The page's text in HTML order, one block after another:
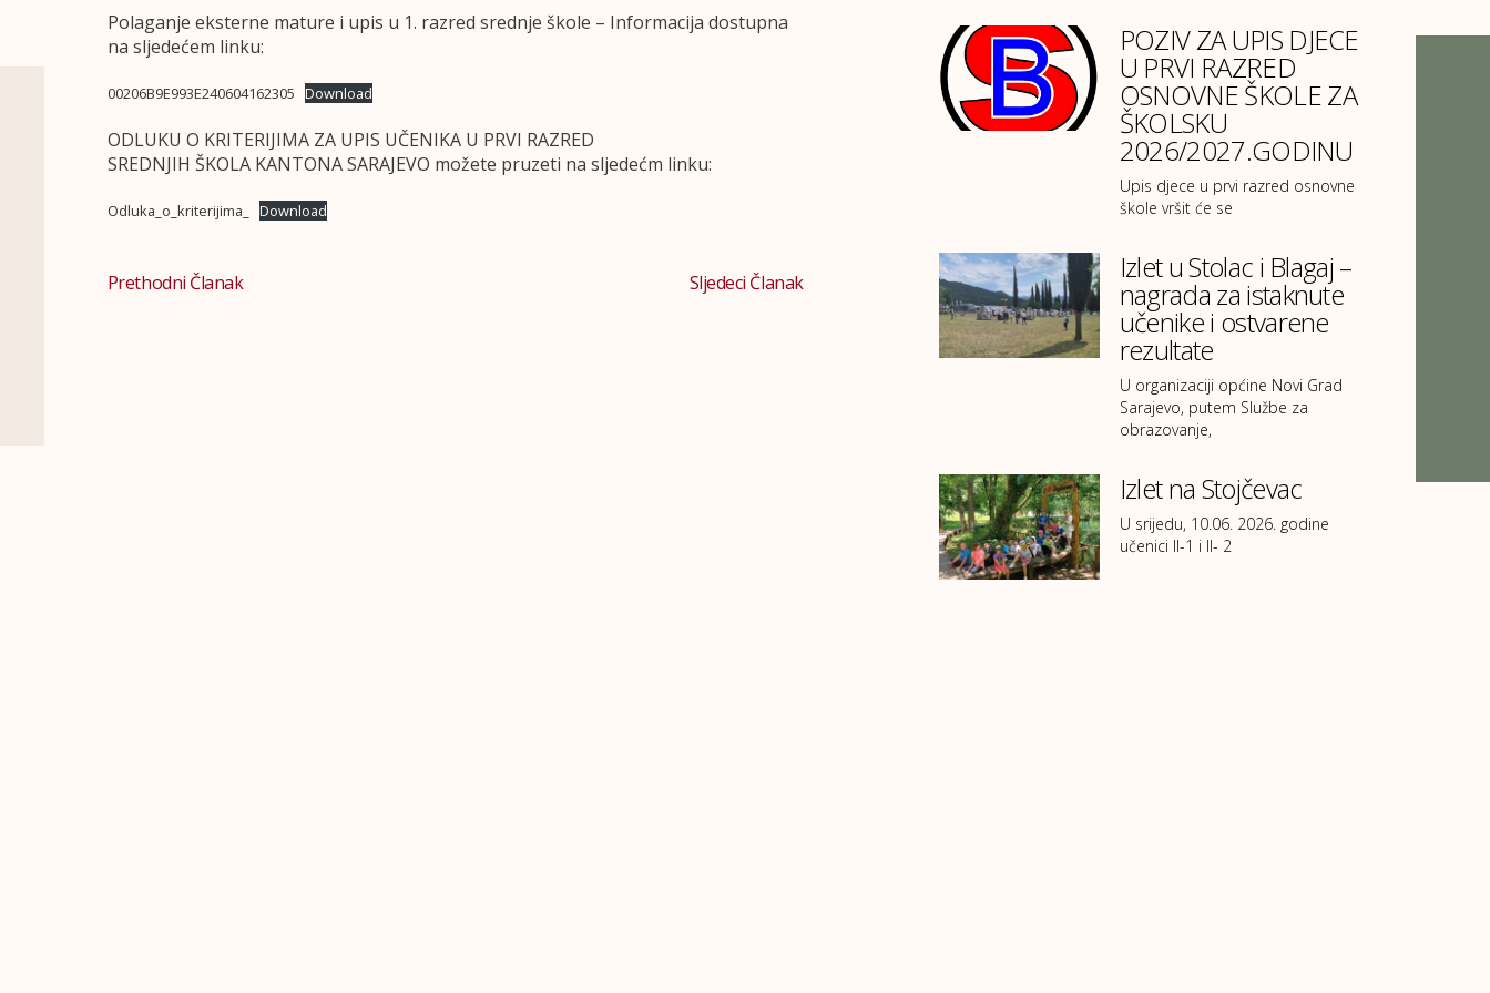
Polaganje eksterne mature i upis u 1. razred srednje škole – Informacija dostupna
na sljedećem linku:
00206B9E993E240604162305 Download
ODLUKU O KRITERIJIMA ZA UPIS UČENIKA U PRVI RAZRED
SREDNJIH ŠKOLA KANTONA SARAJEVO možete pruzeti na sljedećm linku:
Odluka_o_kriterijima_ Download
Prethodni Članak Sljedeci Članak
POZIV ZA UPIS DJECE
U PRVI RAZRED
OSNOVNE ŠKOLE ZA
ŠKOLSKU
2026/2027.GODINU
Upis djece u prvi razred osnovne
škole vršit će se
Izlet u Stolac i Blagaj –
nagrada za istaknute
učenike i ostvarene
rezultate
U organizaciji općine Novi Grad
Sarajevo, putem Službe za
obrazovanje,
Izlet na Stojčevac
U srijedu, 10.06. 2026. godine
učenici II-1 i II- 2